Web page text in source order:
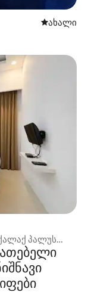
ახლად
ახალი
პალუს